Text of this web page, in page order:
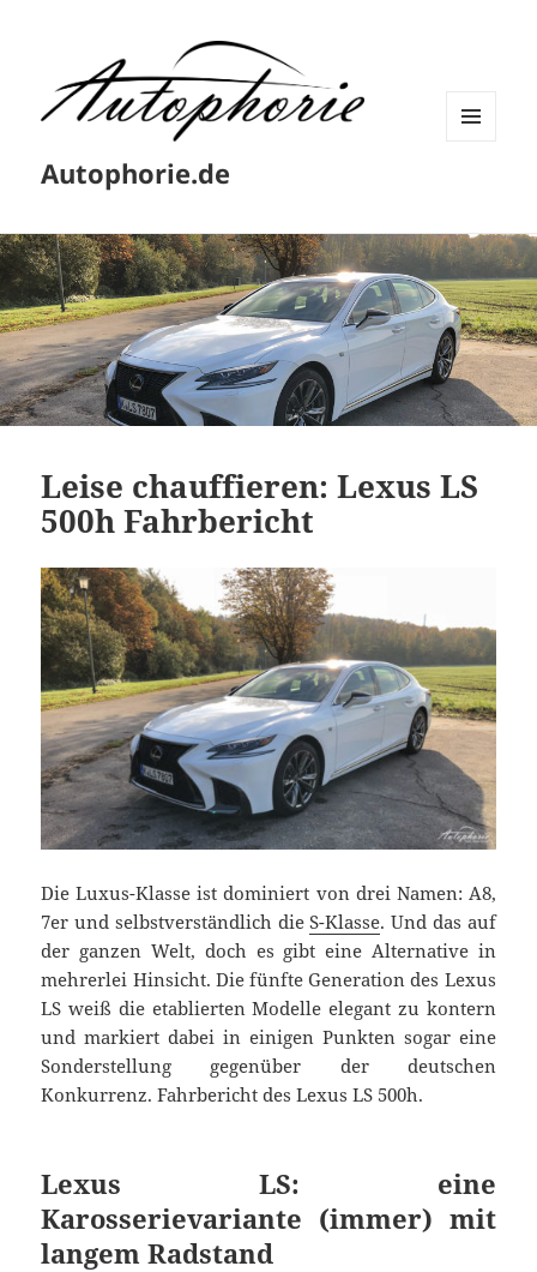
Autophorie.de
Leise chauffieren: Lexus LS
500h Fahrbericht
Die Luxus-Klasse ist dominiert von drei Namen: A8,
7er und selbstverständlich dieS-Klasse. Und das auf
der ganzen Welt, doch es gibt eine Alternative in
mehrerlei Hinsicht. Die fünfte Generation des Lexus
LS weiß die etablierten Modelle elegant zu kontern
und markiert dabei in einigen Punkten sogar eine
Sonderstellung gegenüber der deutschen
Konkurrenz. Fahrbericht des Lexus LS 500h.
Lexus LS: eine
Karosserievariante (immer) mit
langem Radstand